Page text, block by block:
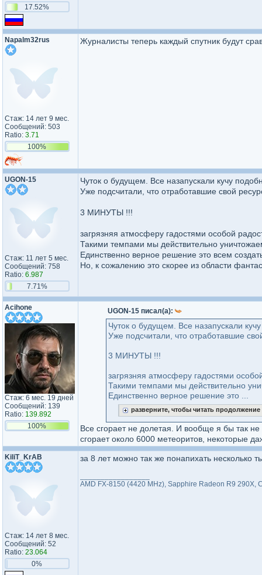
17.52%
Napalm32rus
Стаж: 14 лет 9 мес.
Сообщений: 503
Ratio: 3.71
100%
Журналисты теперь каждый спутник будут
UGON-15
Стаж: 11 лет 5 мес.
Сообщений: 758
Ratio: 6.987
7.71%
Чуток о будущем. Все назапускали кучу
Уже подсчитали, что отработавшие свой
3 МИНУТЫ !!!
загрязняя атмосферу гадостями особой
Такими темпами мы действительно
Единственно верное решение это всем
Но, к сожалению это скорее из области
Acihone
Стаж: 6 мес. 19 дней
Сообщений: 139
Ratio: 139.892
100%
UGON-15 писал(а):
Чуток о будущем. Все назапускали
Уже подсчитали, что отработавшие
3 МИНУТЫ !!!
загрязняя атмосферу гадостями
Такими темпами мы действительно
Единственно верное решение это ...
разверните, чтобы читать продолжение
Все сгорает не долетая. И вообще я бы так
сгорает около 6000 метеоритов, некоторые
KiliT_KrAB
Стаж: 14 лет 8 мес.
Сообщений: 52
Ratio: 23.064
0%
за 8 лет можно так же понапихать несколько
AMD FX-8150 (4420 MHz), Sapphire Radeon R9